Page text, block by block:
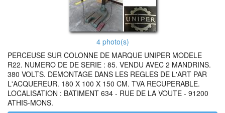
4 photo(s)
PERCEUSE SUR COLONNE DE MARQUE UNIPER MODELE
R22. NUMERO DE DE SERIE : 85. VENDU AVEC 2 MANDRINS.
380 VOLTS. DEMONTAGE DANS LES REGLES DE L'ART PAR
L'ACQUEREUR. 180 X 100 X 150 CM. TVA RECUPERABLE.
LOCALISATION : BATIMENT 634 - RUE DE LA VOUTE - 91200
ATHIS-MONS.